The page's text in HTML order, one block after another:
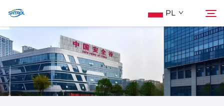
PL
O Nas
Produkty
Szukaj